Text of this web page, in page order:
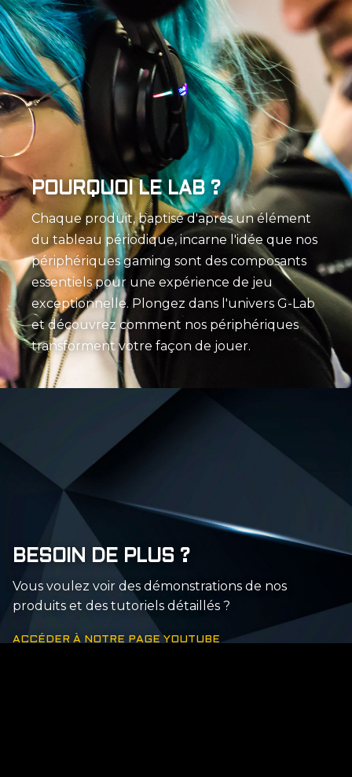
POURQUOI LE LAB ?
Chaque produit, baptisé d'après un élément
du tableau périodique, incarne l'idée que nos
périphériques gaming sont des composants
essentiels pour une expérience de jeu
exceptionnelle. Plongez dans l'univers G-Lab
et découvrez comment nos périphériques
transforment votre façon de jouer.
BESOIN DE PLUS ?
Vous voulez voir des démonstrations de nos
produits et des tutoriels détaillés ?
ACCÉDER À NOTRE PAGE YOUTUBE